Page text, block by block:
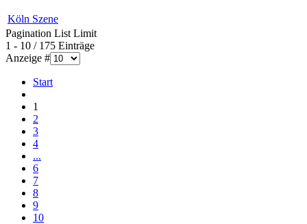
Köln Szene
Pagination List Limit
1 - 10 / 175 Einträge
Anzeige #
Start
1
2
3
4
...
6
7
8
9
10